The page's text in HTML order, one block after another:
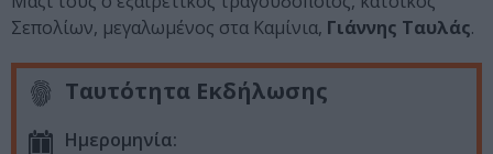
Σεπολίων, μεγαλωμένος στα Καμίνια, Γιάννης Ταυλάς.
Ταυτότητα Εκδήλωσης
Ημερομηνία: